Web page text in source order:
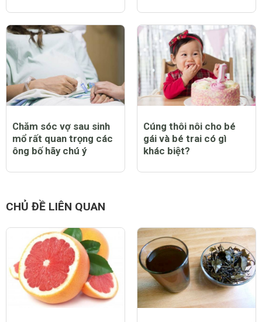
Chăm sóc vợ sau sinh
mổ rất quan trọng các
ông bố hãy chú ý
Cúng thôi nôi cho bé
gái và bé trai có gì
khác biệt?
CHỦ ĐỀ LIÊN QUAN